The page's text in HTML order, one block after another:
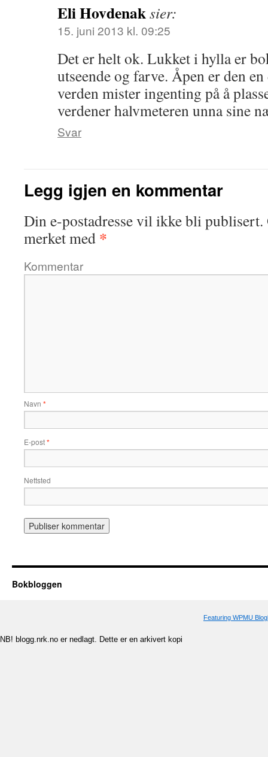
Eli Hovdenaksier:
15. juni 2013 kl. 09:25
Det er helt ok. Lukket i hylla er
utseende og farve. Åpen er den
verden mister ingenting på å
verdener halvmeteren unna sine
Svar
Legg igjen en kommentar
Din e-postadresse vil ikke bli publisert.
merket med *
Kommentar
Navn *
E-post*
Nettsted
Bokbloggen
Featuring WPMU
NB! blogg.nrk.no er nedlagt. Dette er en arkivert kopi